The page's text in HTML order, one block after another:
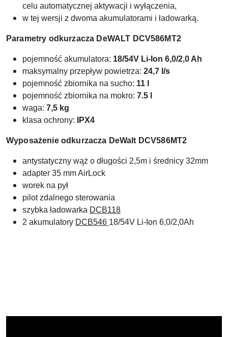
celu automatycznej aktywacji i wyłączenia,
w tej wersji z dwoma akumulatorami i ładowarką.
Parametry odkurzacza DeWALT DCV586MT2
pojemność akumulatora: 18/54V Li-Ion 6,0/2,0 Ah
maksymalny przepływ powietrza: 24,7 l/s
pojemność zbiornika na sucho: 11 l
pojemność zbiornika na mokro: 7.5 l
waga: 7,5 kg
klasa ochrony:
IPX4
Wyposażenie odkurzacza DeWalt DCV586MT2
antystatyczny wąż o długości 2,5m i średnicy 32mm
adapter 35 mm AirLock
worek na pył
pilot zdalnego sterowania
szybka ładowarka DCB118
2 akumulatory DCB546 18/54V Li-Ion 6,0/2,0Ah